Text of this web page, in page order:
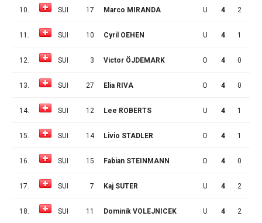
10. SUI 17 Marco MIRANDA U 4 2
11. SUI 10 Cyril OEHEN U 4 1
12. SUI 3 Victor ÖJDEMARK O 4 0
13. SUI 27 Elia RIVA O 4 0
14. SUI 12 Lee ROBERTS U 4 1
15. SUI 14 Livio STADLER O 4 1
16. SUI 15 Fabian STEINMANN O 4 0
17. SUI 7 Kaj SUTER U 4 2
18. SUI 11 Dominik VOLEJNICEK U 4 2